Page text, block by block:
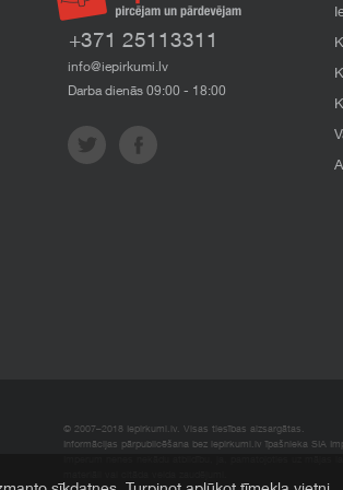
+371 25113311
info@iepirkumi.lv
Darba dienās 09:00 - 18:00
© 2007–2018 Iepirkumi.lv. Visas tiesības aizsargātas.
Informācijas pārpublicēšana bez iepirkumi.lv īpašnieka SIA